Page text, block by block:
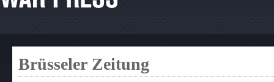
Brüsseler Zeitung